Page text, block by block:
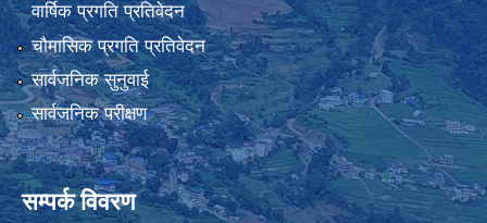
वार्षिक प्रगति प्रतिवेदन
चौमासिक प्रगति प्रतिवेदन
सार्वजनिक सुनुवाई
सार्वजनिक परीक्षण
सम्पर्क विवरण